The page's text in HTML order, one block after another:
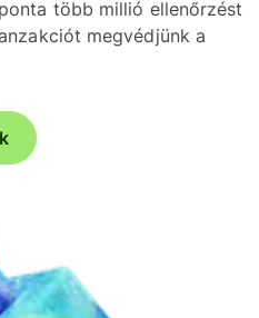
több millió ellenőrzést
megvédjünk a